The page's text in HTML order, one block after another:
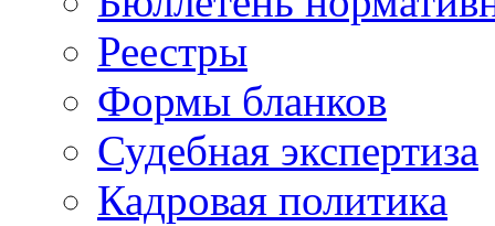
Реестры
Формы бланков
Судебная экспертиза
Кадровая политика